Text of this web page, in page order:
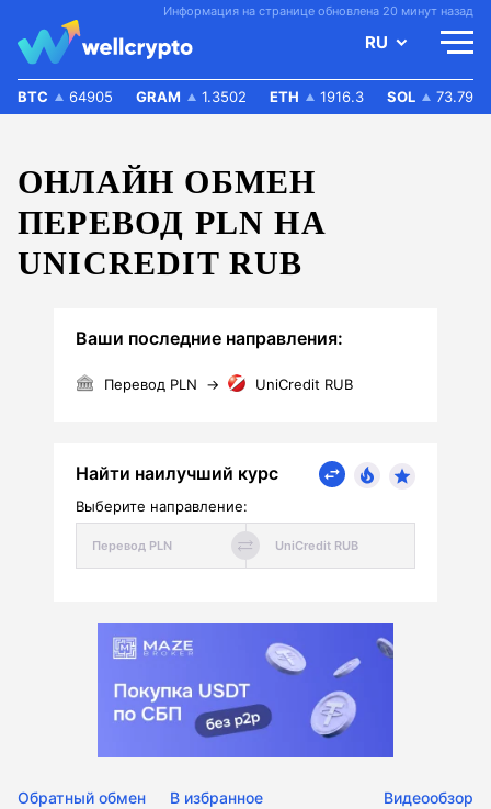
Информация на странице обновлена 20 минут назад
RU
BTC 64905 GRAM 1.3502 ETH 1916.3 SOL 73.79
ОНЛАЙН ОБМЕН
ПЕРЕВОД PLN НА
UNICREDIT RUB
Ваши последние направления:
Перевод PLN → UniCredit RUB
Найти наилучший курс
Выберите направление:
Обратный обмен В избранное Видеообзор